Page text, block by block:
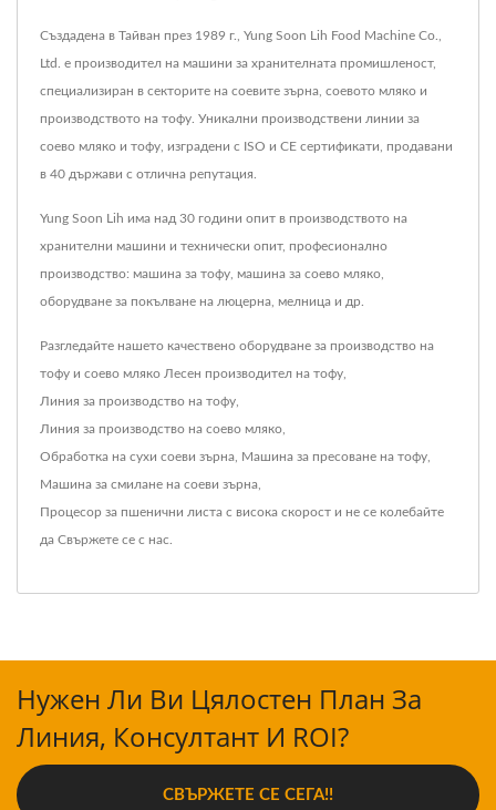
Създадена в Тайван през 1989 г., Yung Soon Lih Food Machine Co.,
Ltd. е производител на машини за хранителната промишленост,
специализиран в секторите на соевите зърна, соевото мляко и
производството на тофу. Уникални производствени линии за
соево мляко и тофу, изградени с ISO и CE сертификати, продавани
в 40 държави с отлична репутация.
Yung Soon Lih има над 30 години опит в производството на
хранителни машини и технически опит, професионално
производство: машина за тофу, машина за соево мляко,
оборудване за покълване на люцерна, мелница и др.
Разгледайте нашето качествено оборудване за производство на
тофу и соево мляко Лесен производител на тофу
Линия за производство на тофу
Линия за производство на соево мляко
Обработка на сухи соеви зърна Машина за пресоване на тофу
Машина за смилане на соеви зърна
Процесор за пшенични листа с висока скорост и не се колебайте
да Свържете се с нас
Нужен Ли Ви Цялостен План За
Линия, Консултант И ROI?
СВЪРЖЕТЕ СЕ СЕГА!!